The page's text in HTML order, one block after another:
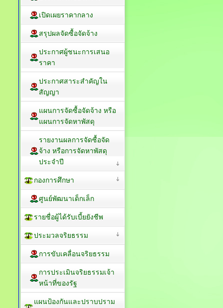
เปิดเผยราคากลาง
สรุปผลจัดซื้อจัดจ้าง
ประกาศผู้ชนะการเสนอ
ราคา
ประกาศสาระสำคัญใน
สัญญา
แผนการจัดซื้อจัดจ้าง หรือ
แผนการจัดหาพัสดุ
รายงานผลการจัดซื้อจัด
จ้าง หรือการจัดหาพัสดุ
ประจำปี
กองการศึกษา
ศูนย์พัฒนาเด็กเล็ก
รายชื่อผู้ได้รับเบี้ยยังชีพ
ประมวลจริยธรรม
การขับเคลื่อนจริยธรรม
การประเมินจริยธรรมเจ้า
หน้าที่ของรัฐ
แผนป้องกันและปราบปราม